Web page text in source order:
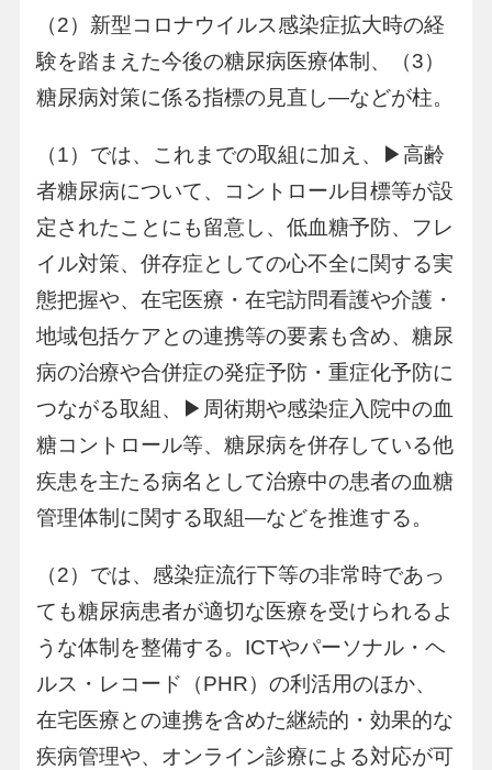
（2）新型コロナウイルス感染症拡大時の経
験を踏まえた今後の糖尿病医療体制、（3）
糖尿病対策に係る指標の見直し―などが柱。
（1）では、これまでの取組に加え、▶高齢
者糖尿病について、コントロール目標等が設
定されたことにも留意し、低血糖予防、フレ
イル対策、併存症としての心不全に関する実
態把握や、在宅医療・在宅訪問看護や介護・
地域包括ケアとの連携等の要素も含め、糖尿
病の治療や合併症の発症予防・重症化予防に
つながる取組、▶周術期や感染症入院中の血
糖コントロール等、糖尿病を併存している他
疾患を主たる病名として治療中の患者の血糖
管理体制に関する取組―などを推進する。
（2）では、感染症流行下等の非常時であっ
ても糖尿病患者が適切な医療を受けられるよ
うな体制を整備する。ICTやパーソナル・ヘ
ルス・レコード（PHR）の利活用のほか、
在宅医療との連携を含めた継続的・効果的な
疾病管理や、オンライン診療による対応が可